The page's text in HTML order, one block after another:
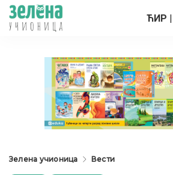
ЋИР |
Зелена учионица Вести